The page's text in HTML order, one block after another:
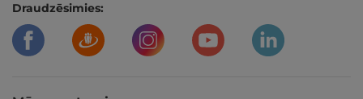
Draudzēsimies: